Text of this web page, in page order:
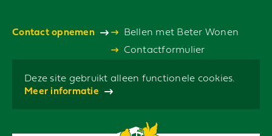
Contact opnemen
Bellen met Beter Wonen
Contactformulier
Deze site gebruikt alleen functionele cookies.
Meer informatie